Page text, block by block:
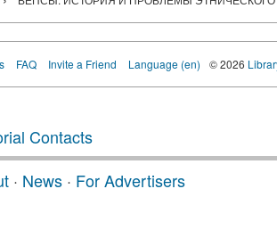
FAQ Invite a Friend Language (en) © 2026
Contacts
· News · For Advertisers